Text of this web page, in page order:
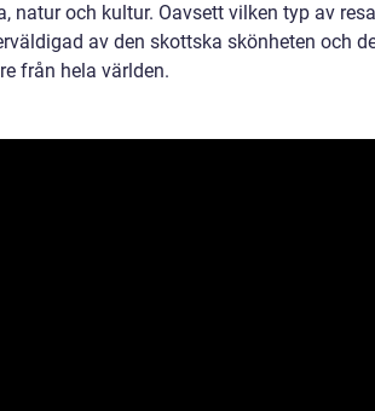
natur och kultur. Oavsett vilken typ av
av den skottska skönheten och
från hela världen.